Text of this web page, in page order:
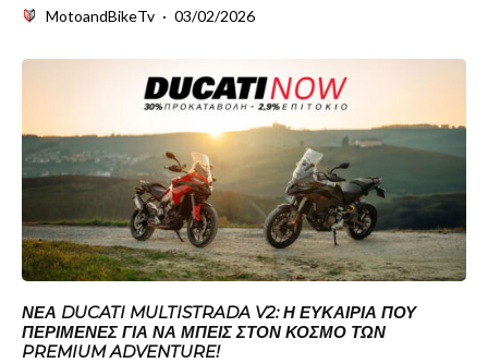
MotoandBikeTv · 03/02/2026
ΝΈΑ DUCATI MULTISTRADA V2: Η ΕΥΚΑΙΡΊΑ ΠΟΥ
ΠΕΡΊΜΕΝΕΣ ΓΙΑ ΝΑ ΜΠΕΙΣ ΣΤΟΝ ΚΌΣΜΟ ΤΩΝ
PREMIUM ADVENTURE!